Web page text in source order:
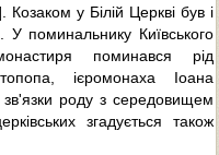
Козаком у Білій Церкві був і
поминальнику Київського
поминався рід
ієромонаха Іоана
роду з середовищем
згадується також